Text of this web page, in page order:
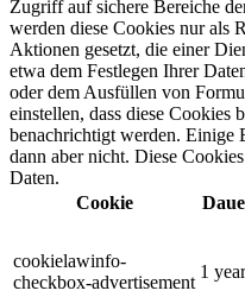
Zugriff auf sichere Bereiche
werden diese Cookies nur als
Aktionen gesetzt, die einer
etwa dem Festlegen Ihrer
oder dem Ausfüllen von
einstellen, dass diese Cookies
benachrichtigt werden. Einige
dann aber nicht. Diese
Daten.
Cookie
cookielawinfo-
checkbox-advertisement
1 year